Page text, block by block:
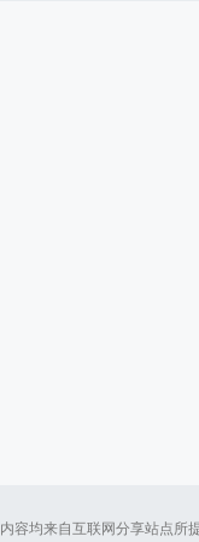
容均来自互联网分享站点